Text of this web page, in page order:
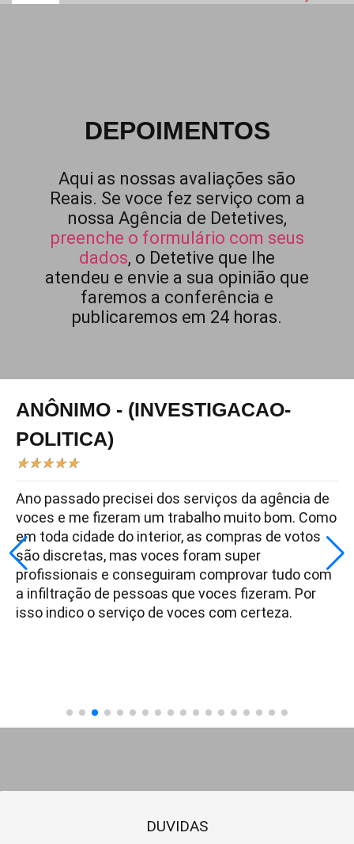
DEPOIMENTOS
Aqui as nossas avaliações são
Reais. Se voce fez serviço com a
nossa Agência de Detetives,
preenche o formulário com seus
dados, o Detetive que lhe
atendeu e envie a sua opinião que
faremos a conferência e
publicaremos em 24 horas.
ANÔNIMO - (INVESTIGACAO-
POLITICA)
★★★★★
Ano passado precisei dos serviços da agência de
voces e me fizeram um trabalho muito bom. Como
em toda cidade do interior, as compras de votos
são discretas, mas voces foram super
profissionais e conseguiram comprovar tudo com
a infiltração de pessoas que voces fizeram. Por
isso indico o serviço de voces com certeza.
DUVIDAS